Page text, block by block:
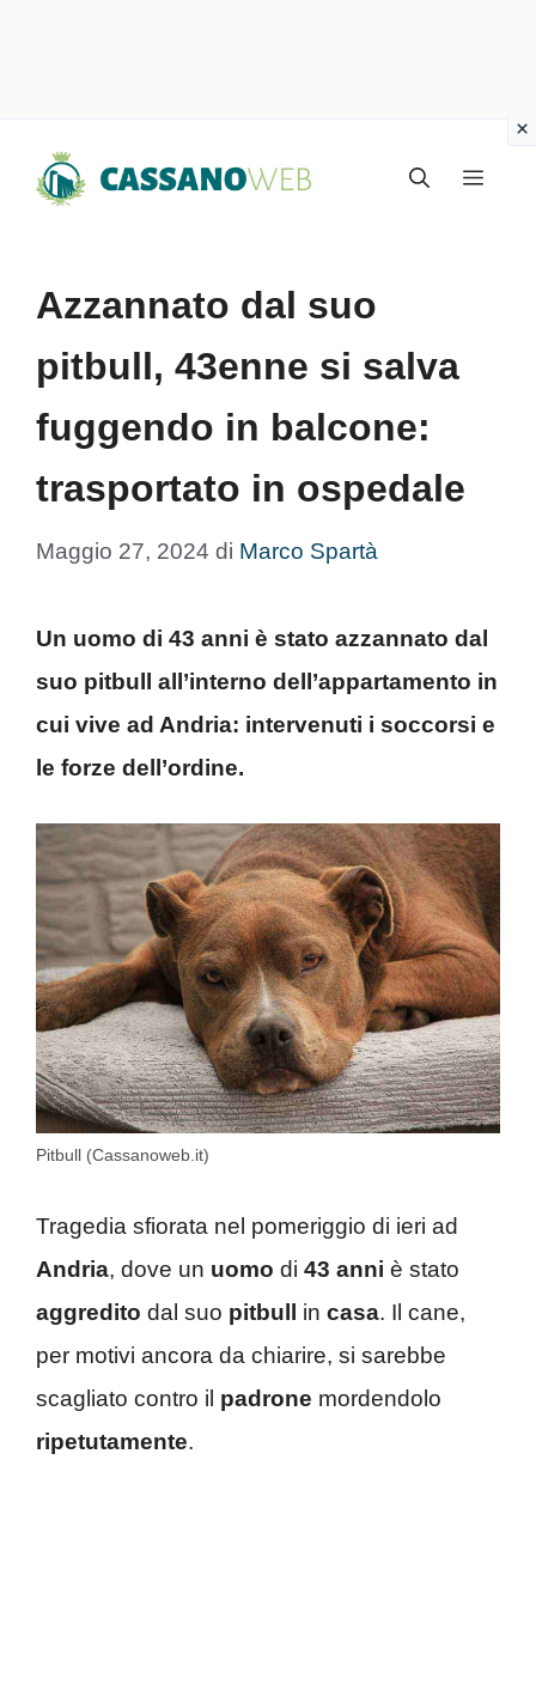
Menu
Azzannato dal suo
pitbull, 43enne si salva
fuggendo in balcone:
trasportato in ospedale
Maggio 27, 2024 di Marco Spartà
Un uomo di 43 anni è stato azzannato dal
suo pitbull all’interno dell’appartamento in
cui vive ad Andria: intervenuti i soccorsi e
le forze dell’ordine.
Pitbull (Cassanoweb.it)
Tragedia sfiorata nel pomeriggio di ieri ad
Andria, dove un uomo di 43 anni è stato
aggredito dal suo pitbull in casa. Il cane,
per motivi ancora da chiarire, si sarebbe
scagliato contro il padrone mordendolo
ripetutamente.